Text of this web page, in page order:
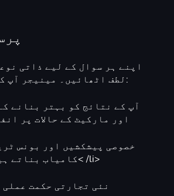
اپنے ہر سوال کے لیے ذاتی
لطف اٹھائیں۔ مینیجر آپ کو فراہم کرے گا:
آپ کے نتائج کو بہتر بنانے
اور مارکیٹ کے حالات پر
خصوصی پیشکشیں اور بونس
کامیاب بناتے ہیں اور دلچسپ< /li>
نئی تجارتی حکمت